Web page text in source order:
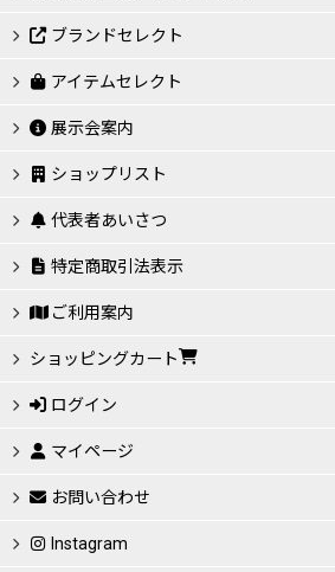
ブランドセレクト
アイテムセレクト
展示会案内
ショップリスト
代表者あいさつ
特定商取引法表示
ご利用案内
ショッピングカート
ログイン
マイページ
お問い合わせ
Instagram